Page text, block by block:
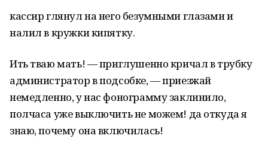
кассир глянул на него безумными глазами и
налил в кружки кипятку.
Ить тваю мать! — приглушенно кричал в трубку
администратор в подсобке, — приезжай
немедленно, у нас фонограмму заклинило,
полчаса уже выключить не можем! да откуда я
знаю, почему она включилась!